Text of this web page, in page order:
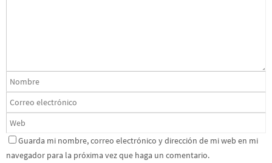
Guarda mi nombre, correo electrónico y dirección de mi web en mi
navegador para la próxima vez que haga un comentario.